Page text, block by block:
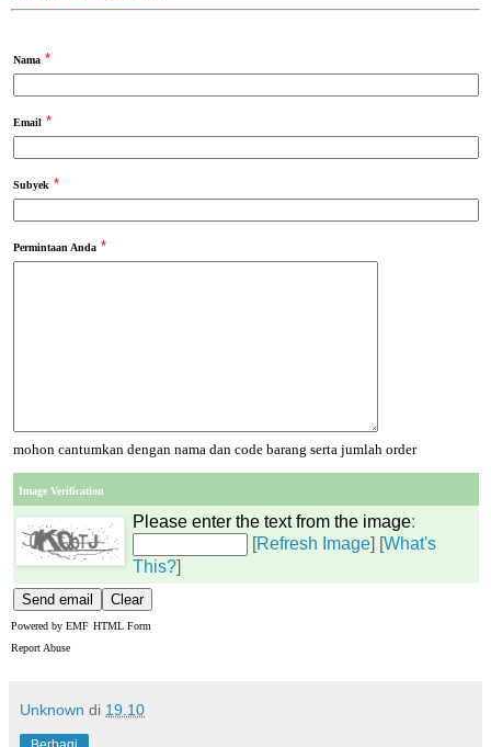
Nama *
Email *
Subyek *
Permintaan Anda *
mohon cantumkan dengan nama dan code barang serta jumlah order
Image Verification
Please enter the text from the image:
Refresh Image
What's
This?
Powered by EMF HTML Form
Report Abuse
Unknown di 19.10